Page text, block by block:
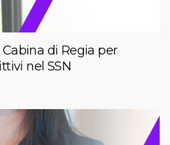
Cabina di Regia per
nel SSN